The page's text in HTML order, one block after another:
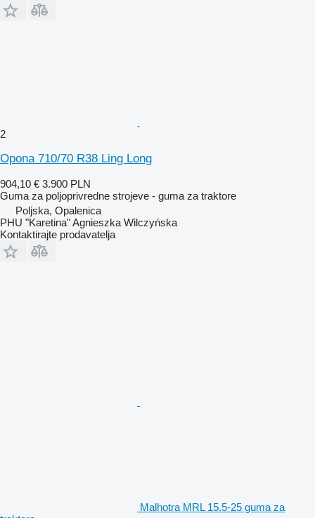
2
Opona 710/70 R38 Ling Long
904,10 € 3.900 PLN
Guma za poljoprivredne strojeve - guma za traktore
Poljska, Opalenica
PHU "Karetina" Agnieszka Wilczyńska
Kontaktirajte prodavatelja
Malhotra MRL 15.5-25 guma za